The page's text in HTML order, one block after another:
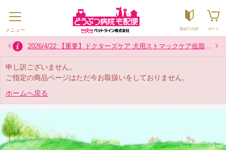
メニュー 初めての方 カート
2026/7/29 熊本県熊本地方を震源とする地震の影響によるお荷物のお届けについて2026/4/22 【重要】ドクターズケア 犬用ストマックケア低脂肪８００g製品 内袋の色一部変更のお知らせ
2026/7/16 お盆の配送について 2024/12/2 「カスタマーハラスメントに対する基本方針」に関するお知らせ
申し訳ございません。
ご指定の商品ページはただ今お取扱いをしておりません。
ホームへ戻る